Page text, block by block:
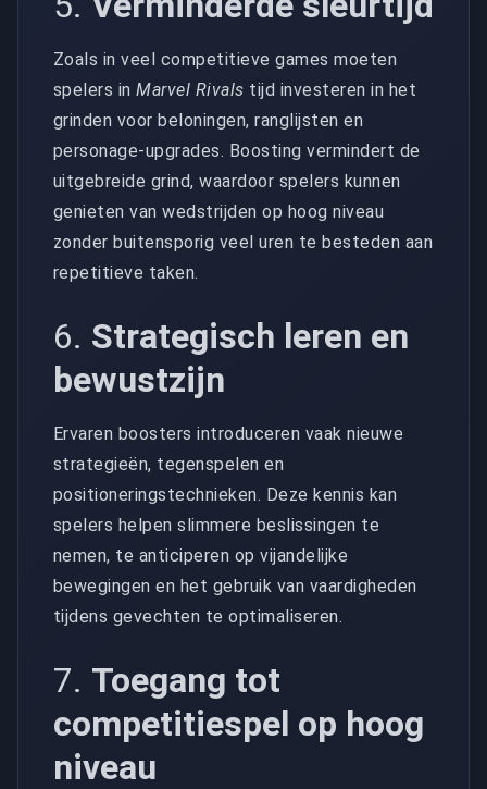
Zoals in veel competitieve games moeten
spelers inMarvel Rivals tijd investeren in het
grinden voor beloningen, ranglijsten en
personage-upgrades. Boosting vermindert de
uitgebreide grind, waardoor spelers kunnen
genieten van wedstrijden op hoog niveau
zonder buitensporig veel uren te besteden aan
repetitieve taken.
6. Strategisch leren en
bewustzijn
Ervaren boosters introduceren vaak nieuwe
strategieën, tegenspelen en
positioneringstechnieken. Deze kennis kan
spelers helpen slimmere beslissingen te
nemen, te anticiperen op vijandelijke
bewegingen en het gebruik van vaardigheden
tijdens gevechten te optimaliseren.
7. Toegang tot
competitiespel op hoog
niveau